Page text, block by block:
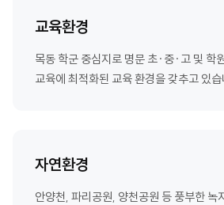
교육환경
목동 학군 중심지로 명문 초·중·고 및 학
교육에 최적화된 교육 환경을 갖추고 있습
자연환경
안양천, 파리공원, 양천공원 등 풍부한 녹